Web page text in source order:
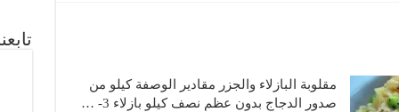
مقلوبة البازلاء والجزر مقادير الوصفة كيلو من
صدور الدجاج بدون عظم نصف كيلو بازلاء 3- …